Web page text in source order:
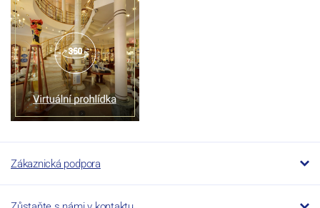
Zákaznická podpora